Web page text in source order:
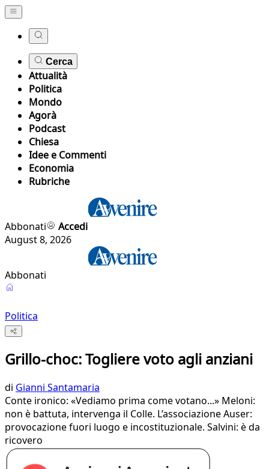
Cerca
Attualità
Politica
Mondo
Agorà
Podcast
Chiesa
Idee e Commenti
Economia
Rubriche
Abbonati
Accedi
August 8, 2026
Abbonati
Politica
Grillo-choc: Togliere voto agli anziani
di Gianni Santamaria
Conte ironico: «Vediamo prima come votano...» Meloni:
non è battuta, intervenga il Colle. L’associazione Auser:
provocazione fuori luogo e incostituzionale. Salvini: è da
ricovero